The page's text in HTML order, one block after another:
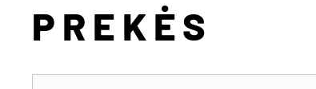
PREKĖS